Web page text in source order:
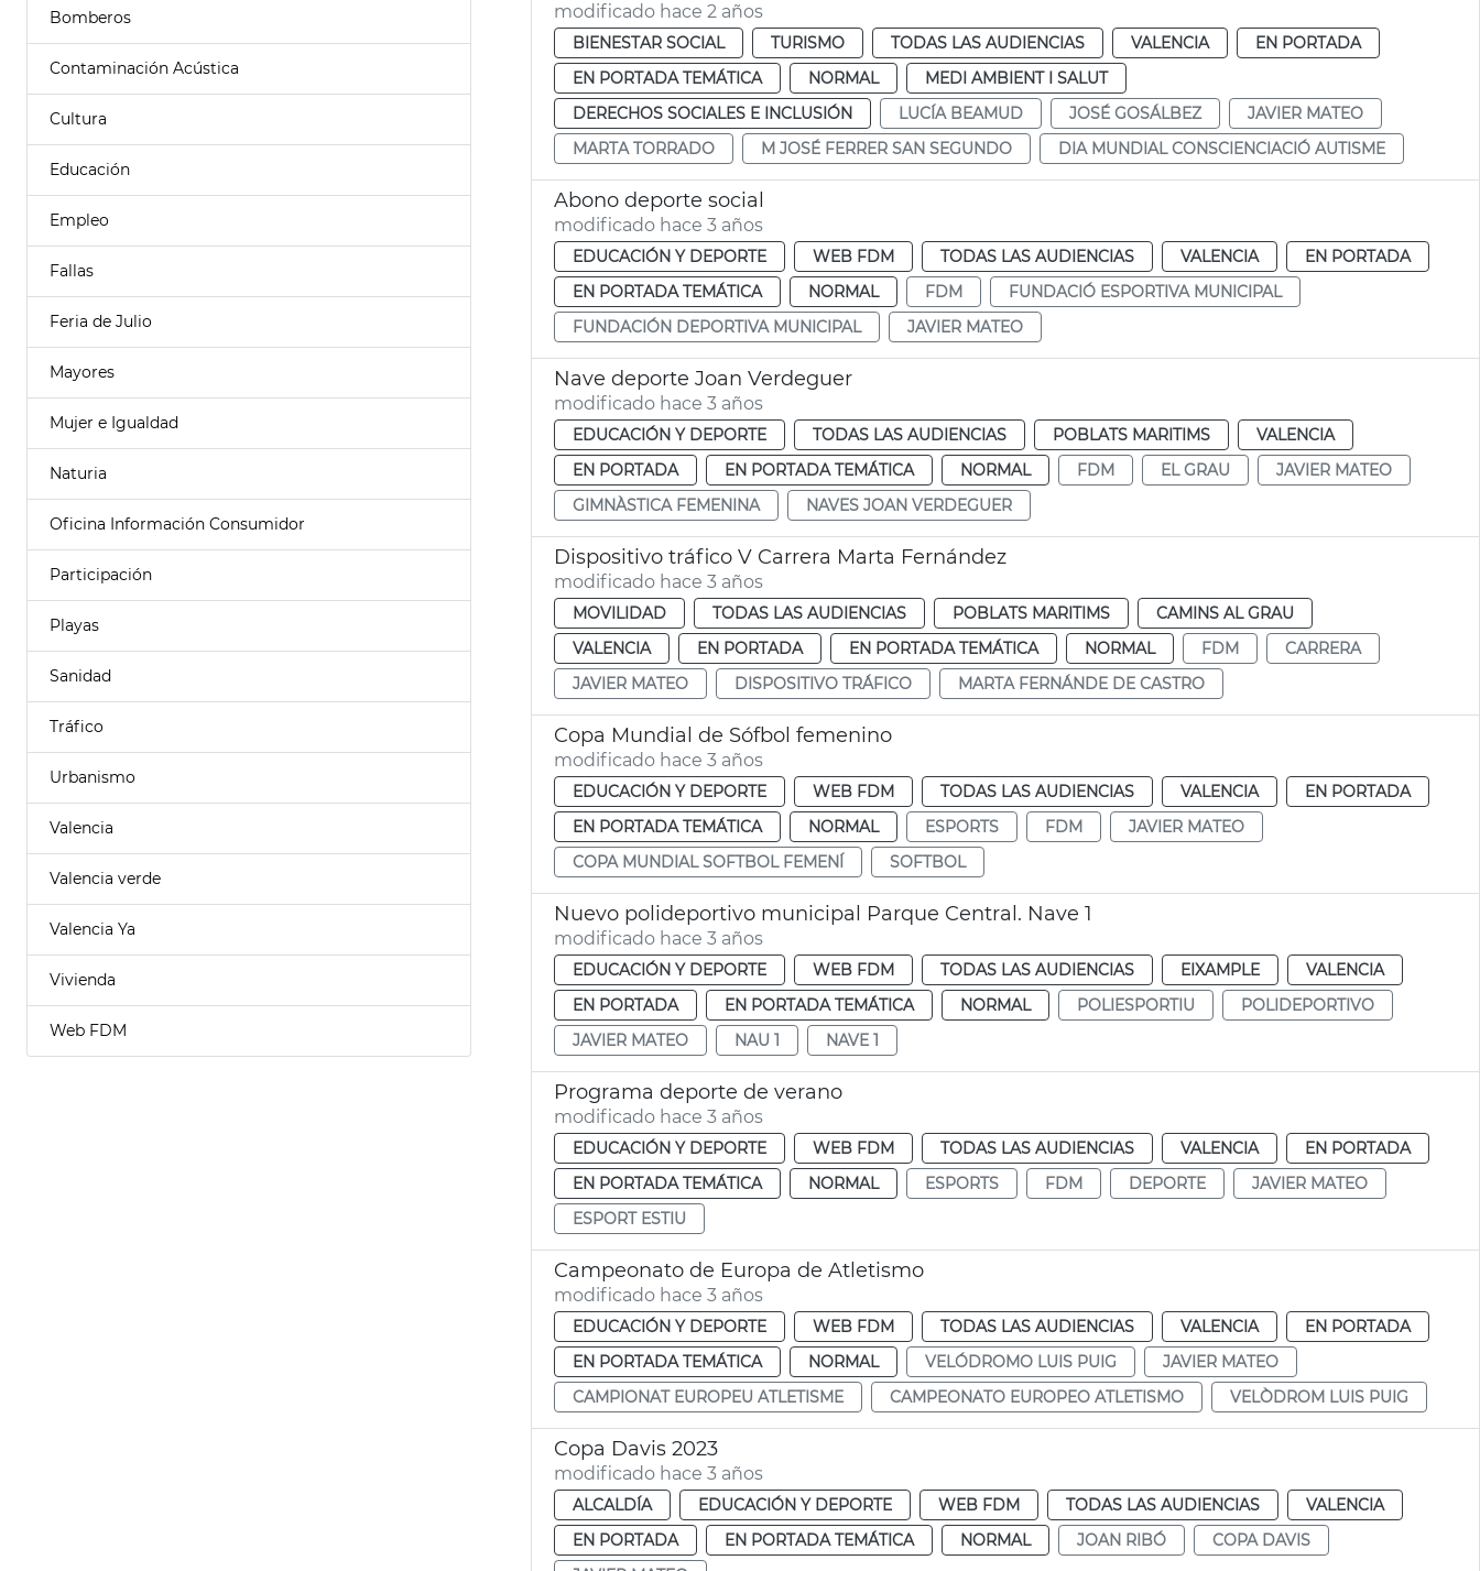
Bomberos
Contaminación Acústica
Cultura
Educación
Empleo
Fallas
Feria de Julio
Mayores
Mujer e Igualdad
Naturia
Oficina Información Consumidor
Participación
Playas
Sanidad
Tráfico
Urbanismo
Valencia
Valencia verde
Valencia Ya
Vivienda
Web FDM
modificado hace 2 años
BIENESTAR SOCIAL TURISMO TODAS LAS AUDIENCIAS VALENCIA
EN PORTADA
EN PORTADA TEMÁTICA
NORMAL
MEDI AMBIENT I SALUT
DERECHOS SOCIALES E INCLUSIÓN
LUCÍA BEAMUD JOSÉ GOSÁLBEZ
JAVIER MATEO
MARTA TORRADO
M JOSÉ FERRER SAN SEGUNDO DIA MUNDIAL CONSCIENCIACIÓ AUTISME
Abono deporte social
modificado hace 3 años
EDUCACIÓN Y DEPORTE WEB FDM TODAS LAS AUDIENCIAS VALENCIA
EN PORTADA
EN PORTADA TEMÁTICA
NORMAL FDM
FUNDACIÓ ESPORTIVA MUNICIPAL
FUNDACIÓN DEPORTIVA MUNICIPAL
JAVIER MATEO
Nave deporte Joan Verdeguer
modificado hace 3 años
EDUCACIÓN Y DEPORTE TODAS LAS AUDIENCIAS POBLATS MARITIMS
VALENCIA
EN PORTADA
EN PORTADA TEMÁTICA NORMAL FDM EL GRAU
JAVIER MATEO
GIMNÀSTICA FEMENINA
NAVES JOAN VERDEGUER
Dispositivo tráfico V Carrera Marta Fernández
modificado hace 3 años
MOVILIDAD TODAS LAS AUDIENCIAS POBLATS MARITIMS
CAMINS AL GRAU
VALENCIA
EN PORTADA EN PORTADA TEMÁTICA NORMAL FDM
CARRERA
JAVIER MATEO
DISPOSITIVO TRÁFICO MARTA FERNÁNDE DE CASTRO
Copa Mundial de Sófbol femenino
modificado hace 3 años
EDUCACIÓN Y DEPORTE WEB FDM TODAS LAS AUDIENCIAS VALENCIA
EN PORTADA
EN PORTADA TEMÁTICA
NORMAL ESPORTS FDM
JAVIER MATEO
COPA MUNDIAL SOFTBOL FEMENÍ
SOFTBOL
Nuevo polideportivo municipal Parque Central. Nave 1
modificado hace 3 años
EDUCACIÓN Y DEPORTE WEB FDM TODAS LAS AUDIENCIAS EIXAMPLE
VALENCIA
EN PORTADA
EN PORTADA TEMÁTICA NORMAL POLIESPORTIU
POLIDEPORTIVO
JAVIER MATEO
NAU 1 NAVE 1
Programa deporte de verano
modificado hace 3 años
EDUCACIÓN Y DEPORTE WEB FDM TODAS LAS AUDIENCIAS VALENCIA
EN PORTADA
EN PORTADA TEMÁTICA
NORMAL ESPORTS FDM DEPORTE
JAVIER MATEO
ESPORT ESTIU
Campeonato de Europa de Atletismo
modificado hace 3 años
EDUCACIÓN Y DEPORTE WEB FDM TODAS LAS AUDIENCIAS VALENCIA
EN PORTADA
EN PORTADA TEMÁTICA
NORMAL VELÓDROMO LUIS PUIG
JAVIER MATEO
CAMPIONAT EUROPEU ATLETISME
CAMPEONATO EUROPEO ATLETISMO VELÒDROM LUIS PUIG
Copa Davis 2023
modificado hace 3 años
ALCALDÍA EDUCACIÓN Y DEPORTE WEB FDM TODAS LAS AUDIENCIAS
VALENCIA
EN PORTADA
EN PORTADA TEMÁTICA NORMAL JOAN RIBÓ
COPA DAVIS